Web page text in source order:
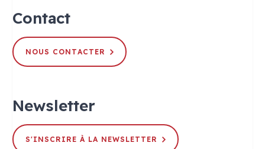
Contact
NOUS CONTACTER
Newsletter
S'INSCRIRE À LA NEWSLETTER